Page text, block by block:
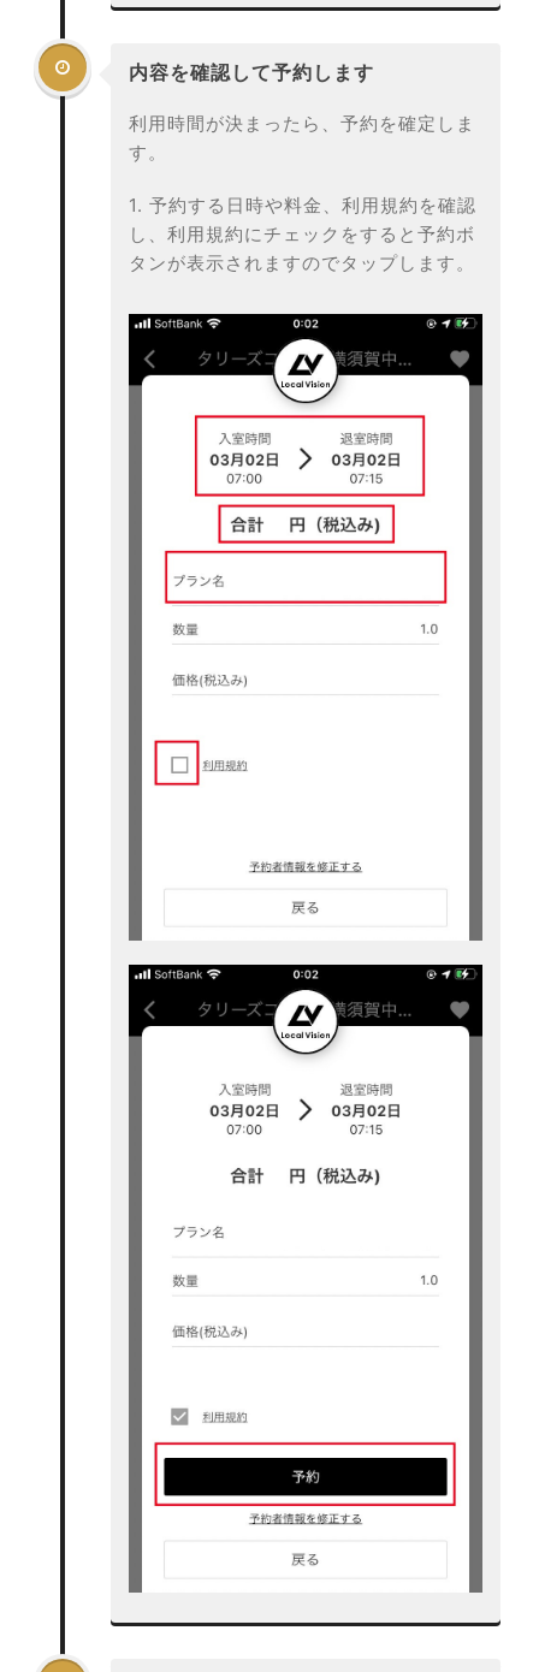
 内容を確認して予約します
利用時間が決まったら、予約を確定しま
す。
1. 予約する日時や料金、利用規約を確認
し、利用規約にチェックをすると予約ボ
タンが表示されますのでタップします。